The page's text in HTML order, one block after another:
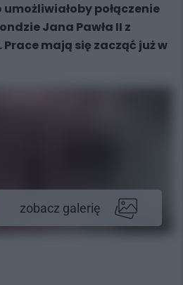
umożliwiałoby połączenie
Jana Pawła II z
mają się zacząć już w
zobacz galerię